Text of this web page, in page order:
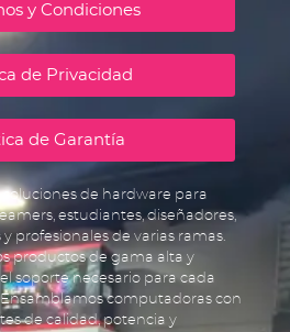
y Condiciones
de Privacidad
de Garantía
de hardware para
estudiantes, diseñadores,
profesionales de varias ramas.
productos de gama alta y
soporte necesario para cada
computadoras con
de calidad, potencia y